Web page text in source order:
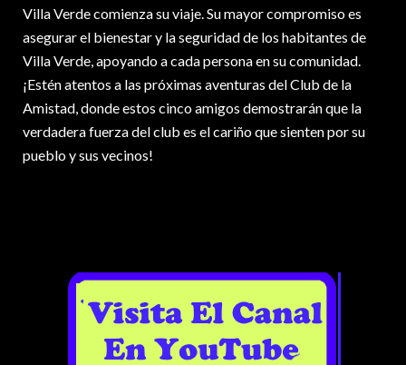
Villa Verde comienza su viaje. Su mayor compromiso es
asegurar el bienestar y la seguridad de los habitantes de
Villa Verde, apoyando a cada persona en su comunidad.
¡Estén atentos a las próximas aventuras del Club de la
Amistad, donde estos cinco amigos demostrarán que la
verdadera fuerza del club es el cariño que sienten por su
pueblo y sus vecinos!